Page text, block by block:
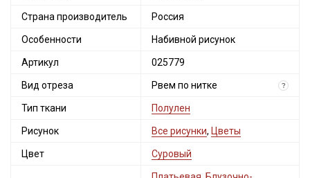
Страна производитель Россия
Особенности Набивной рисунок
Артикул 025779
Вид отреза Рвем по нитке ?
Тип ткани Полулен
Рисунок Все рисунки, Цветы
Цвет Суровый